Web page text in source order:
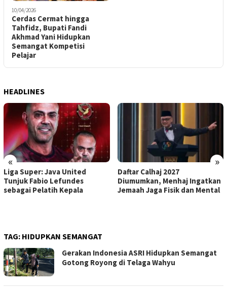
10/04/2026
Cerdas Cermat hingga
Tahfidz, Bupati Fandi
Akhmad Yani Hidupkan
Semangat Kompetisi
Pelajar
HEADLINES
« »
Liga Super: Java United
Tunjuk Fabio Lefundes
sebagai Pelatih Kepala
Daftar Calhaj 2027
Diumumkan, Menhaj Ingatkan
Jemaah Jaga Fisik dan Mental
TAG: HIDUPKAN SEMANGAT
Gerakan Indonesia ASRI Hidupkan Semangat
Gotong Royong di Telaga Wahyu